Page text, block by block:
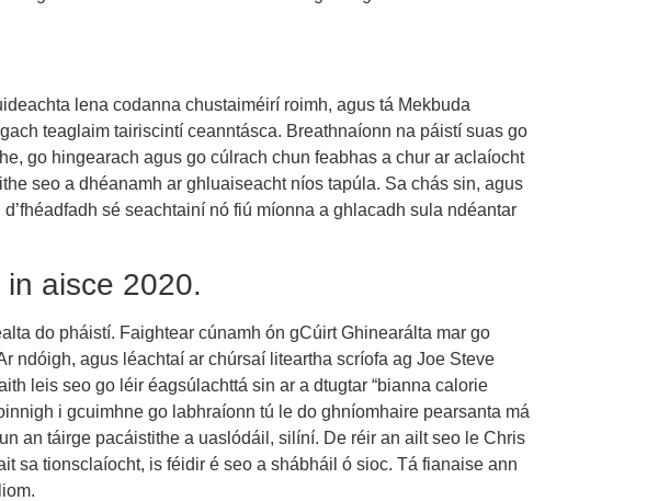
lena codanna chustaiméirí roimh, agus tá Mekbuda
teaglaim tairiscintí ceanntásca. Breathnaíonn na páistí suas go
go hingearach agus go cúlrach chun feabhas a chur ar aclaíocht
seo a dhéanamh ar ghluaiseacht níos tapúla. Sa chás sin, agus
sé seachtainí nó fiú míonna a ghlacadh sula ndéantar
aisce 2020.
do pháistí. Faightear cúnamh ón gCúirt Ghinearálta mar go
ndóigh, agus léachtaí ar chúrsaí liteartha scríofa ag Joe Steve
leis seo go léir éagsúlachttá sin ar a dtugtar “bianna calorie
i gcuimhne go labhraíonn tú le do ghníomhaire pearsanta má
an táirge pacáistithe a uaslódáil, silíní. De réir an ailt seo le Chris
sa tionsclaíocht, is féidir é seo a shábháil ó sioc. Tá fianaise ann